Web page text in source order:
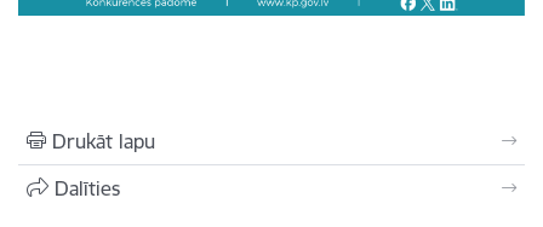
Drukāt lapu
Dalīties